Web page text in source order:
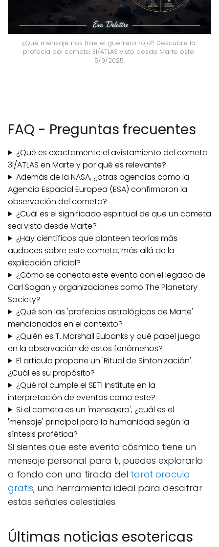
¿Qué mensaje nos trae el guerrero rojo? Descubre la
profecía del cometa 3I/ATLAS visto desde Marte este
5/9/2025.
FAQ - Preguntas frecuentes
¿Qué es exactamente el avistamiento del cometa
3I/ATLAS en Marte y por qué es relevante?
Además de la NASA, ¿otras agencias como la
Agencia Espacial Europea (ESA) confirmaron la
observación del cometa?
¿Cuál es el significado espiritual de que un cometa
sea visto desde Marte?
¿Hay científicos que planteen teorías más
audaces sobre este cometa, más allá de la
explicación oficial?
¿Cómo se conecta este evento con el legado de
Carl Sagan y organizaciones como The Planetary
Society?
¿Qué son las 'profecías astrológicas de Marte'
mencionadas en el contexto?
¿Quién es T. Marshall Eubanks y qué papel juega
en la observación de estos fenómenos?
El artículo propone un 'Ritual de Sintonización'.
¿Cuál es su propósito?
¿Qué rol cumple el SETI Institute en la
interpretación de eventos como este?
Si el cometa es un 'mensajero', ¿cuál es el
'mensaje' principal para la humanidad según la
síntesis profética?
Si sientes que este evento cósmico tiene un
mensaje personal para ti, puedes explorarlo
a fondo con una tirada del tarot oraculo
gratis, una herramienta ideal para descifrar
estas señales celestiales.
Últimas noticias esotericas